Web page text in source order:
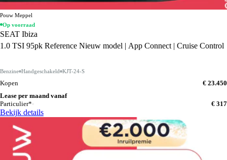
Pouw Meppel
Op voorraad
SEAT Ibiza
1.0 TSI 95pk Reference Nieuw model | App Connect | Cruise Control
Benzine Handgeschakeld KJT-24-S
Kopen
€ 23.450
Lease per maand vanaf
Particulier*
€ 317
Bekijk details